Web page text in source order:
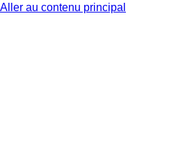
Aller au contenu principal